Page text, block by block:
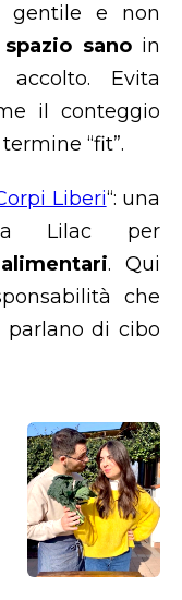
gentile e non
spazio sanoin
Evita
il conteggio
“fit”.
Liberi“: una
Lilac per
. Qui
che
di cibo